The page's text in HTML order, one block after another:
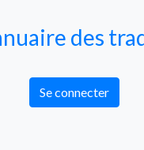
des
Se connecter